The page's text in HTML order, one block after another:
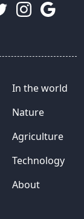
In the world
Nature
Agriculture
Technology
About